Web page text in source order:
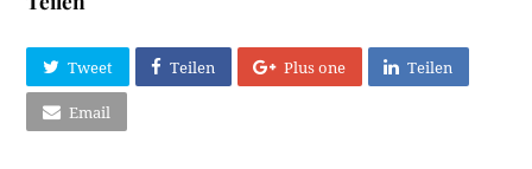
Tweet Teilen Plus one Teilen
Email